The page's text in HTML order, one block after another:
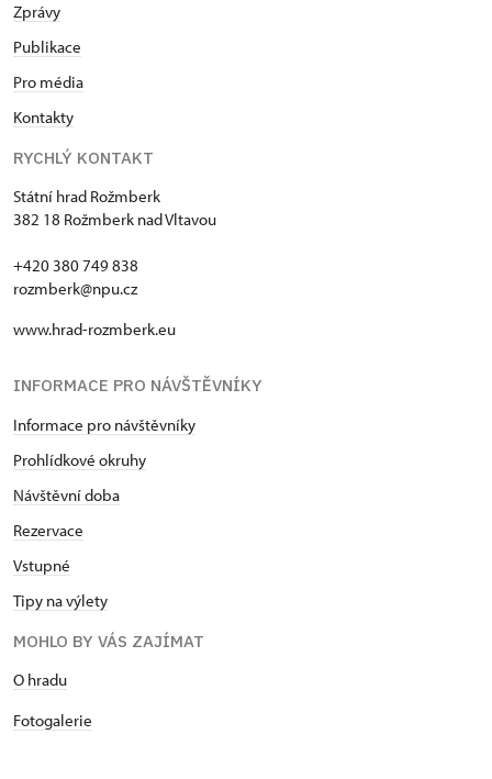
Zprávy
Publikace
Pro média
Kontakty
RYCHLÝ KONTAKT
Státní hrad Rožmberk
382 18 Rožmberk nad Vltavou
+420 380 749 838
rozmberk@npu.cz
www.hrad-rozmberk.eu
INFORMACE PRO NÁVŠTĚVNÍKY
Informace pro návštěvníky
Prohlídkové okruhy
Návštěvní doba
Rezervace
Vstupné
Tipy na výlety
MOHLO BY VÁS ZAJÍMAT
O hradu
Fotogalerie